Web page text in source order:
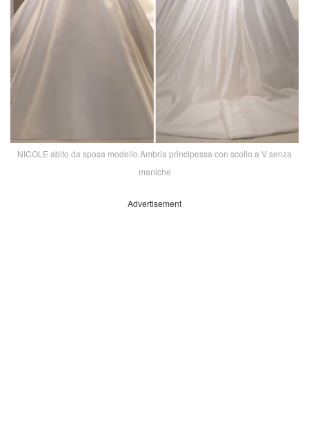
NICOLE abito da sposa modello Ambria principessa con scollo a V senza
maniche
Advertisement